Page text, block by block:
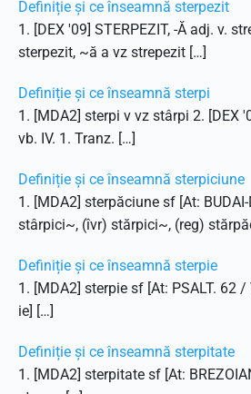
Definiție și ce înseamnă sterpezit
1. [DEX '09] STERPEZIT, -Ă adj. v.
sterpezit, ~ă a vz strepezit […]
Definiție și ce înseamnă sterpi
1. [MDA2] sterpi v vz stârpi 2. [DEX
vb. IV. 1. Tranz. […]
Definiție și ce înseamnă sterpiciune
1. [MDA2] sterpăciune sf [At: BUDAI-
stârpici~, (îvr) stărpici~, (reg)
Definiție și ce înseamnă sterpie
1. [MDA2] sterpie sf [At: PSALT. 62
ie] […]
Definiție și ce înseamnă sterpitate
1. [MDA2] sterpitate sf [At: